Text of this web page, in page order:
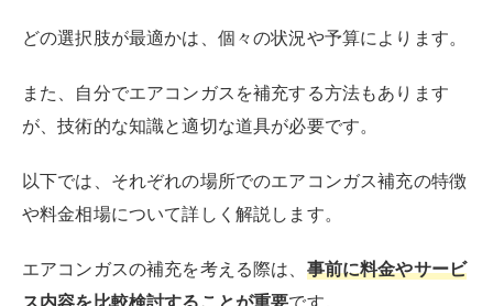
どの選択肢が最適かは、個々の状況や予算によります。
また、自分でエアコンガスを補充する方法もあります
が、技術的な知識と適切な道具が必要です。
以下では、それぞれの場所でのエアコンガス補充の特徴
や料金相場について詳しく解説します。
エアコンガスの補充を考える際は、 事前に料金やサービ
ス内容を比較検討することが重要です。